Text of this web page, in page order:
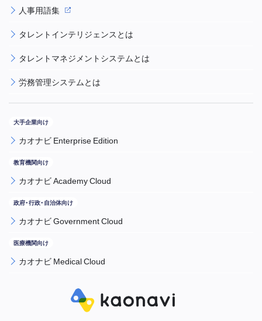
人事用語集
タレントインテリジェンスとは
タレントマネジメントシステムとは
労務管理システムとは
カオナビ Enterprise Edition
カオナビ Academy Cloud
カオナビ Government Cloud
カオナビ Medical Cloud